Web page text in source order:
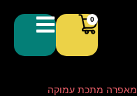
0
מאפרה מתכת עמוקה